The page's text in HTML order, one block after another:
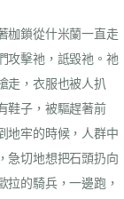
枷鎖從什米蘭一直走
攻擊祂，詆毀祂。祂
走，衣服也被人扒
鞋子，被驅趕著前
地牢的時候，人群中
急切地想把石頭扔向
拉的騎兵，一邊跑，